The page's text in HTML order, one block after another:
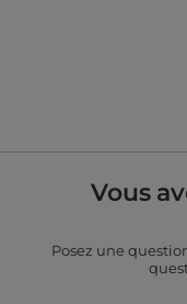
Vous
Posez une